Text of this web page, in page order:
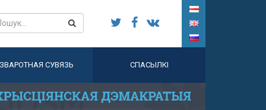
ЗВАРОТНАЯ СУВЯЗЬ СПАСЫЛКІ